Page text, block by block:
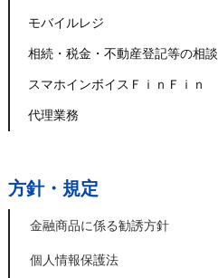
モバイルレジ
相続・税金・不動産登記等の相談
スマホインボイスＦｉｎＦｉｎ
代理業務
方針・規定
金融商品に係る勧誘方針
個人情報保護法